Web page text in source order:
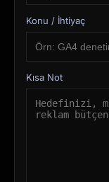
Konu / İhtiyaç
Kısa Not